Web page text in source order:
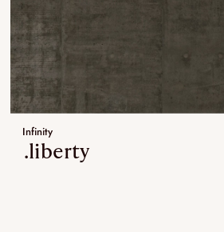
Infinity
.liberty